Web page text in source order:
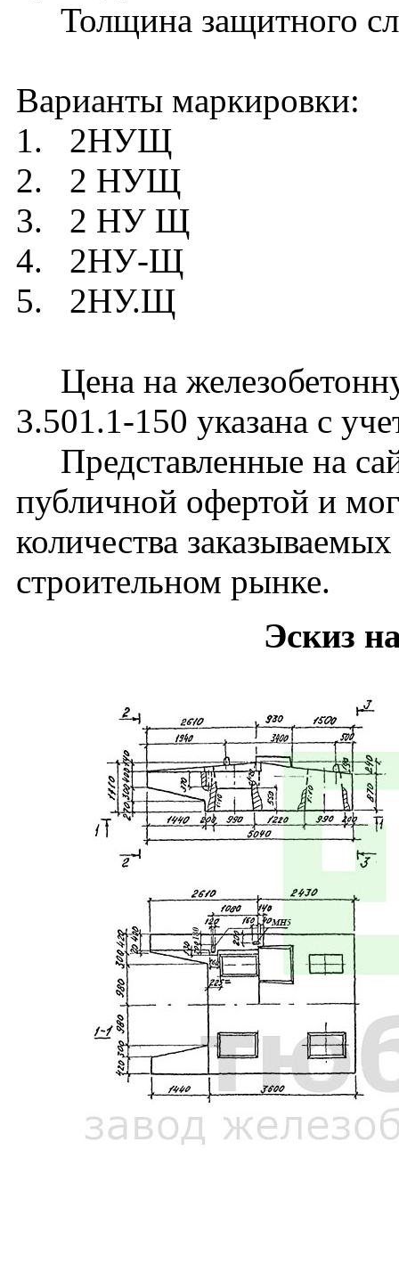
Толщина защитного
Варианты маркировки:
1. 2НУЩ
2. 2 НУЩ
3. 2 НУ Щ
4. 2НУ-Щ
5. 2НУ.Щ
Цена на
3.501.1-150 указана с
Представленные на
публичной офертой и
количества
строительном рынке.
Эскиз